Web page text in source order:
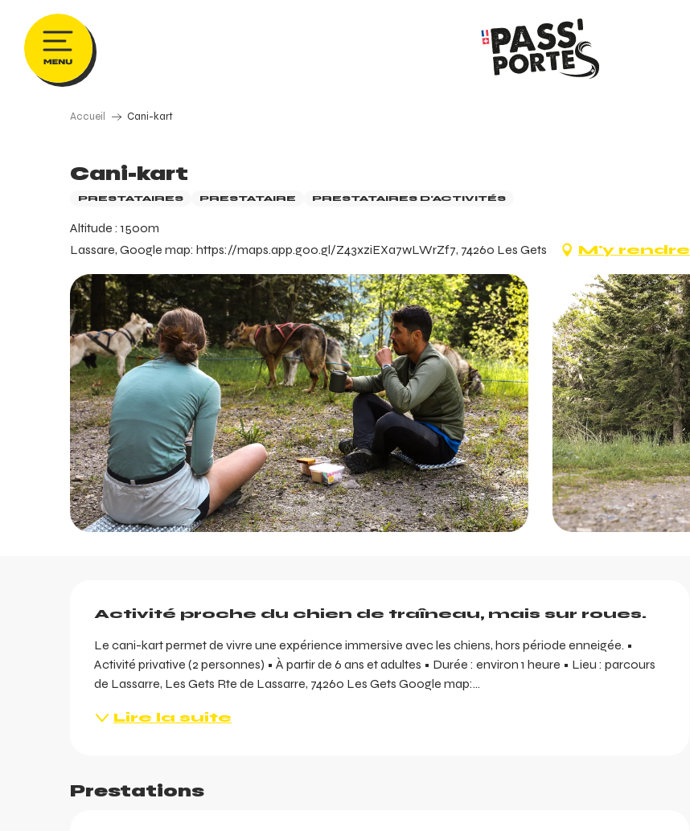
contenu
principal
Accueil Cani-kart
Cani-kart
PRESTATAIRES PRESTATAIRE PRESTATAIRES D'ACTIVITÉS
Altitude : 1500m
Lassare, Google map: https://maps.app.goo.gl/Z43xziEXa7wLWrZf7, 74260 Les Gets
M'y rendre
Activité proche du chien de traîneau, mais sur roues.
Le cani-kart permet de vivre une expérience immersive avec les chiens, hors période enneigée. •
Activité privative (2 personnes) • À partir de 6 ans et adultes • Durée : environ 1 heure • Lieu : parcours
de Lassarre, Les Gets Rte de Lassarre, 74260 Les Gets Google map:...
Lire la suite
Prestations